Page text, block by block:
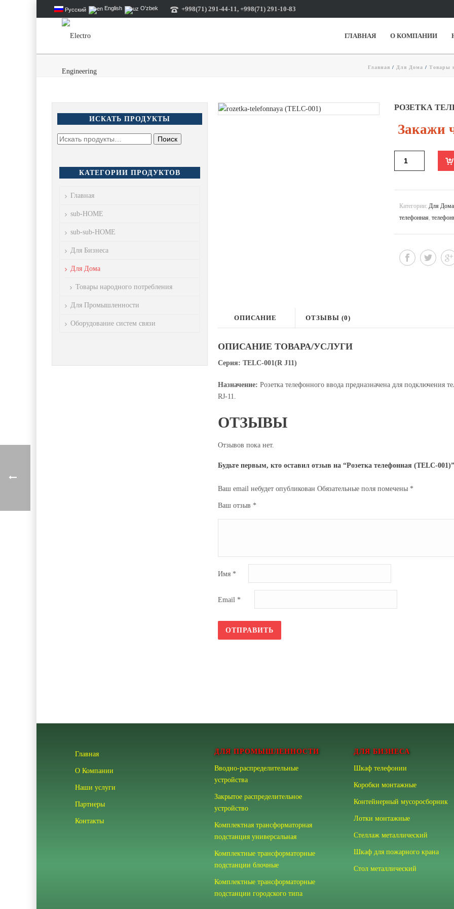
Русский English O'zbek +998(71) 291-44-11, +998(71) 291-10-83
ГЛАВНАЯ О КОМПАНИИ
Главная / Для Дома / Товары
РОЗЕТКА
Закажи
Категории:Для Дома
телефонная,
ОПИСАНИЕ ОТЗЫВЫ (0)
ОПИСАНИЕ ТОВАРА/УСЛУГИ
Серия: TELC-001(R J11)
Назначение: Розетка телефонного ввода предназначена для подключения
RJ-11.
ОТЗЫВЫ
Отзывов пока нет.
Будьте первым, кто оставил отзыв на “Розетка телефонная (TELC-001)”
Ваш email небудет опубликован Обязательные поля помечены *
Ваш отзыв *
Имя *
Email *
ИСКАТЬ ПРОДУКТЫ
КАТЕГОРИИ ПРОДУКТОВ
Главная
sub-HOME
sub-sub-HOME
Для Бизнеса
Для Дома
Товары народного потребления
Для Промышленности
Оборудование систем связи
Главная
О Компании
Наши услуги
Партнеры
Контакты
ДЛЯ ПРОМЫШЛЕННОСТИ
Вводно-распределительные
устройства
Закрытое распределительное
устройство
Комплектная трансформаторная
подстанция универсальная
Комплектные трансформаторные
подстанции блочные
Комплектные трансформаторные
подстанции городского типа
ДЛЯ БИЗНЕСА
Шкаф телефонии
Коробки монтажные
Контейнерный мусоросборник
Лотки монтажные
Стеллаж металлический
Шкаф для пожарного крана
Стол металлический